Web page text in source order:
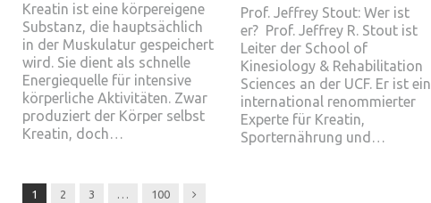
Kreatin ist eine körpereigene
Substanz, die hauptsächlich
in der Muskulatur gespeichert
wird. Sie dient als schnelle
Energiequelle für intensive
körperliche Aktivitäten. Zwar
produziert der Körper selbst
Kreatin, doch…
Prof. Jeffrey Stout: Wer ist
er? Prof. Jeffrey R. Stout ist
Leiter der School of
Kinesiology & Rehabilitation
Sciences an der UCF. Er ist ein
international renommierter
Experte für Kreatin,
Sporternährung und…
1 2 3 … 100 Next